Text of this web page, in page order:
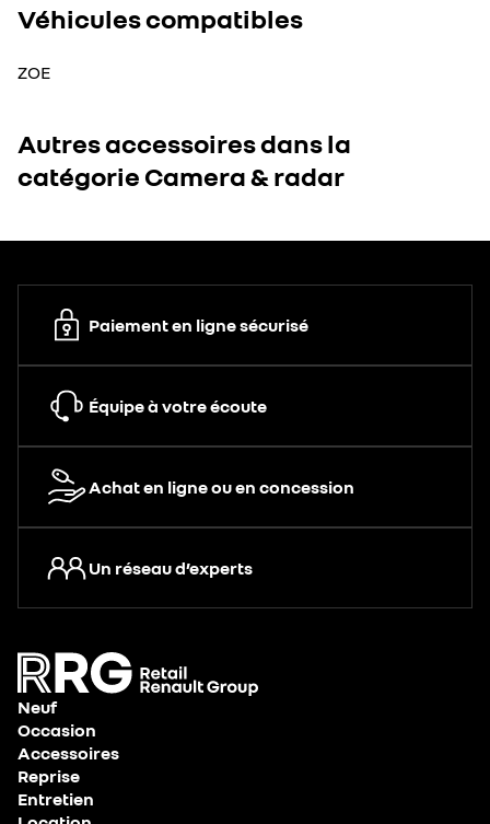
Véhicules compatibles
ZOE
Autres accessoires dans la
catégorie Camera & radar
Paiement en ligne sécurisé
Équipe à votre écoute
Achat en ligne ou en concession
Un réseau d’experts
Neuf
Occasion
Accessoires
Reprise
Entretien